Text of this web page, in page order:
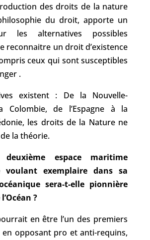
des droits de la nature
du droit, apporte un
les alternatives possibles
reconnaitre un droit d’existence
ceux qui sont susceptibles
.
existent : De la Nouvelle-
Colombie, de l’Espagne à la
les droits de la Nature ne
la théorie.
deuxième espace maritime
voulant exemplaire dans sa
sera-t-elle pionnière
?
en être l’un des premiers
en opposant pro et anti-requins,